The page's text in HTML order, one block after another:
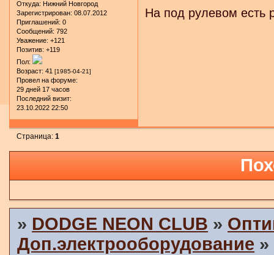
Откуда: Нижний Новгород
Зарегистрирован: 08.07.2012
Приглашений: 0
Сообщений: 792
Уважение: +121
Позитив: +119
Пол:
Возраст: 41 [1985-04-21]
Провел на форуме:
29 дней 17 часов
Последний визит:
23.10.2022 22:50
На под рулевом есть
Страница:1
» DODGE NEON CLUB »
Доп.электрооборудование »